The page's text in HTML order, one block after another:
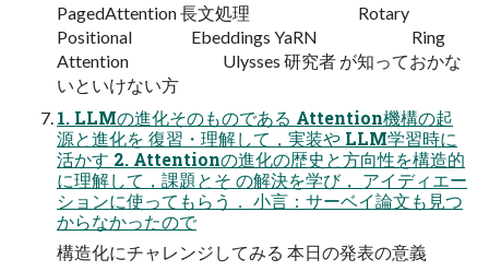
PagedAttention 長文処理 Rotary
Positional Ebeddings YaRN Ring
Attention Ulysses 研究者 が知っておかな
いといけない方
1. LLMの進化そのものである Attention機構の起
源と進化を 復習・理解して，実装や LLM学習時に
活かす 2. Attentionの進化の歴史と方向性を構造的
に理解して，課題とそ の解決を学び， アイディエー
ションに使ってもらう． 小言：サーベイ論文も見つ
からなかったので
構造化にチャレンジしてみる 本日の発表の意義